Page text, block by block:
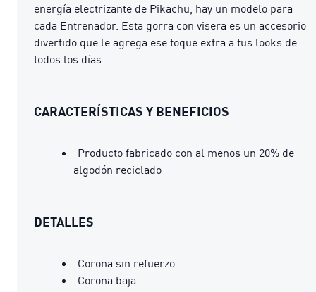
energía electrizante de Pikachu, hay un modelo para
cada Entrenador. Esta gorra con visera es un accesorio
divertido que le agrega ese toque extra a tus looks de
todos los días.
CARACTERÍSTICAS Y BENEFICIOS
Producto fabricado con al menos un 20% de
algodón reciclado
DETALLES
Corona sin refuerzo
Corona baja